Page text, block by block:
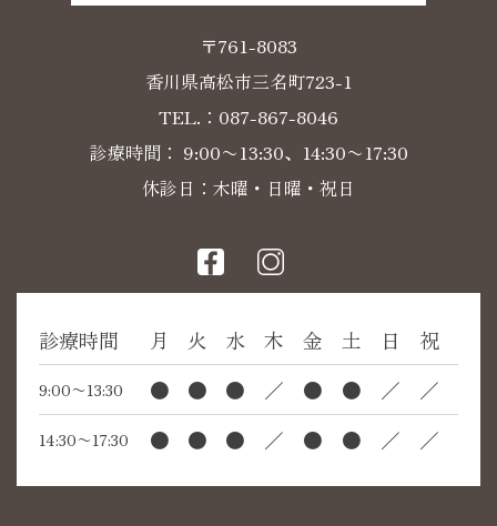
〒761-8083
香川県高松市三名町723-1
TEL.： 087-867-8046
診療時間： 9:00〜13:30、14:30〜17:30
休診日：木曜・日曜・祝日
診療時間 月 火 水 木 金 土 日 祝
9:00〜13:30 ● ● ● ／ ● ● ／ ／
14:30〜17:30 ● ● ● ／ ● ● ／ ／